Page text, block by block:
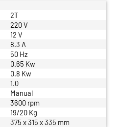
2T
220 V
12 V
8.3 A
50 Hz
0.65 Kw
0.8 Kw
1.0
Manual
3600 rpm
19/20 Kg
375 x 315 x 335 mm